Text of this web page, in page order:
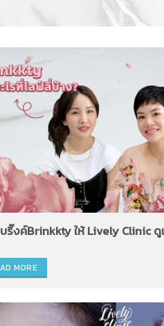
ริ๊งค์Brinkkty ให้ Lively Clinic ดู
MORE